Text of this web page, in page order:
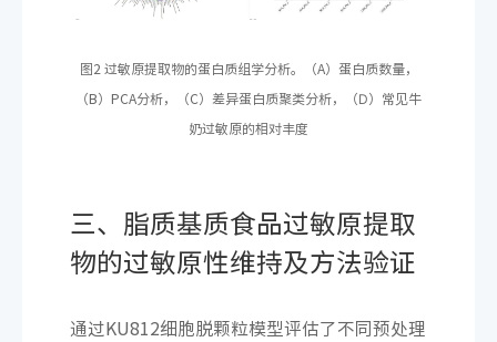
图2 过敏原提取物的蛋白质组学分析。（A）蛋白质数量，
（B）PCA分析，（C）差异蛋白质聚类分析，（D）常见牛
奶过敏原的相对丰度
三、脂质基质食品过敏原提取
物的过敏原性维持及方法验证
通过KU812细胞脱颗粒模型评估了不同预处理